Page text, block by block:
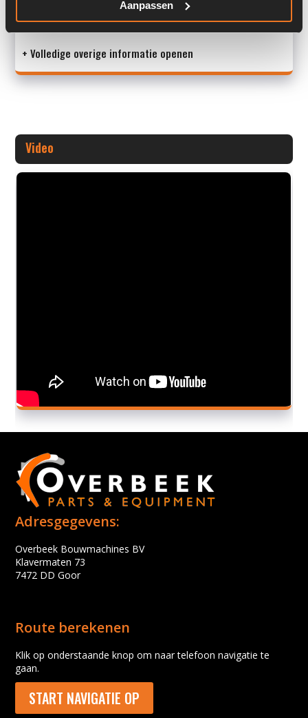
Aanpassen
M
+ Volledige overige informatie openen
Video
Adresgegevens:
Overbeek Bouwmachines BV
Klavermaten 73
7472 DD Goor
Route berekenen
Klik op onderstaande knop om naar telefoon navigatie te
gaan.
START NAVIGATIE OP